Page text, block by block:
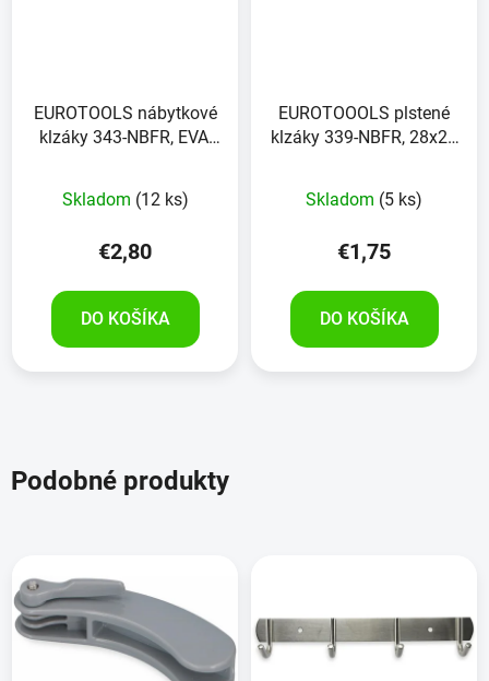
EUROTOOLS nábytkové
klzáky 343-NBFR, EVA,
Skladom (12 ks)
€2,80
DO KOŠÍKA
EUROTOOOLS plstené
klzáky 339-NBFR, 28x28
Skladom (5 ks)
€1,75
DO KOŠÍKA
Podobné produkty